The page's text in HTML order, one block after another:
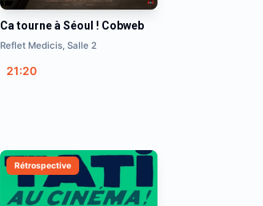
Ca tourne à Séoul ! Cobweb
Reflet Medicis, Salle 2
21:20
Rétrospective